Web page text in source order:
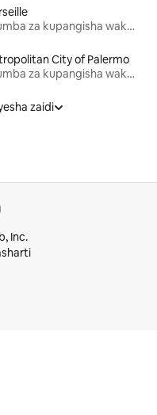
Nyumba za kupangisha wakati wa likizo
City of Palermo
Nyumba za kupangisha wakati wa likizo
zaidi
Inc.